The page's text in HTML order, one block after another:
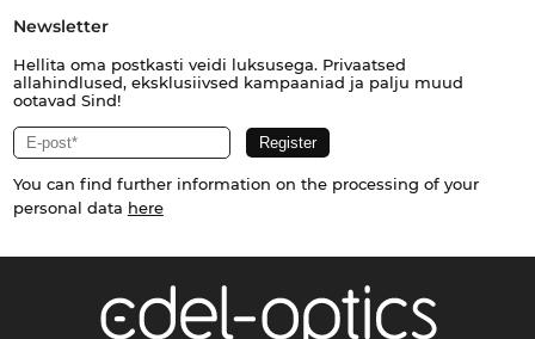
Newsletter
Hellita oma postkasti veidi luksusega. Privaatsed
allahindlused, eksklusiivsed kampaaniad ja palju muud
ootavad Sind!
You can find further information on the processing of your
personal data here